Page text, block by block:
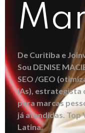
De Curitiba e
Sou DENISE
SEO /GEO
IAs), estrategista
para marcas
já atendidas. Top
Latina.